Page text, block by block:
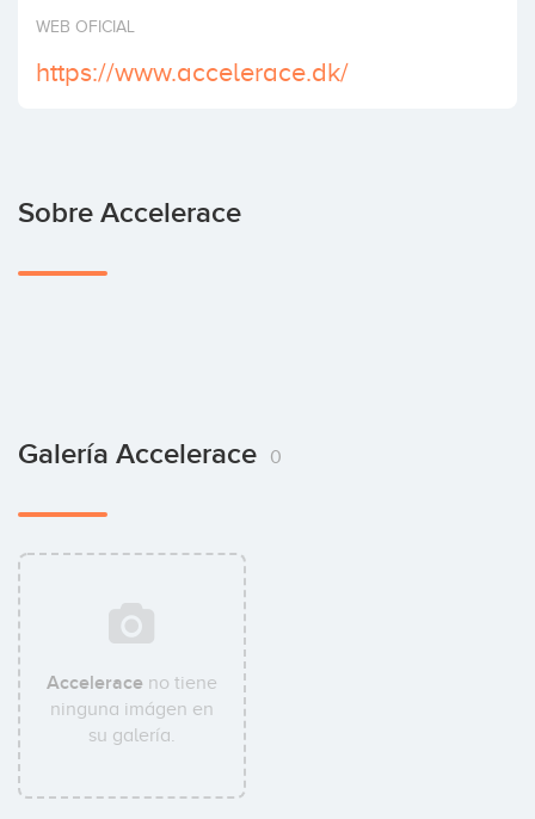
Invertir
WEB OFICIAL
https://www.accelerace.dk/
Sobre Accelerace
Galería Accelerace 0
Accelerace no tiene
ninguna imágen en
su galería.